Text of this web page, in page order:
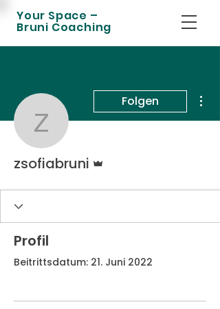
Your Space –
Bruni Coaching
zsofiabruni
Folgen
zsofiabruni
Profil
Beitrittsdatum: 21. Juni 2022